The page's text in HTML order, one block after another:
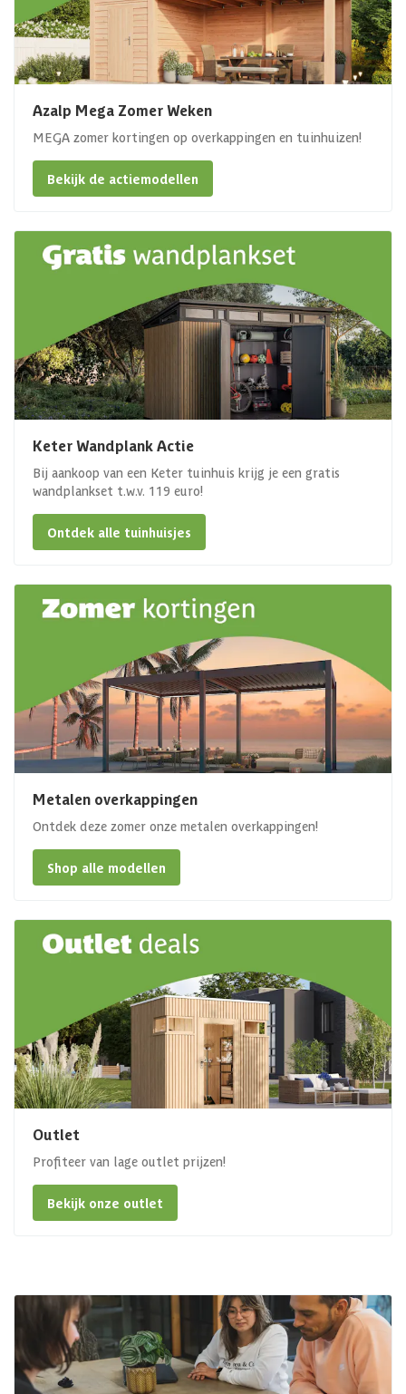
Azalp Mega Zomer Weken
MEGA zomer kortingen op overkappingen en tuinhuizen!
Bekijk de actiemodellen
Keter Wandplank Actie
Bij aankoop van een Keter tuinhuis krijg je een gratis
wandplankset t.w.v. 119 euro!
Ontdek alle tuinhuisjes
Metalen overkappingen
Ontdek deze zomer onze metalen overkappingen!
Shop alle modellen
Outlet
Profiteer van lage outlet prijzen!
Bekijk onze outlet